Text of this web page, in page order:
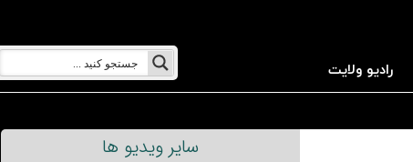
رادیو ولایت
سایر ویدیو ها